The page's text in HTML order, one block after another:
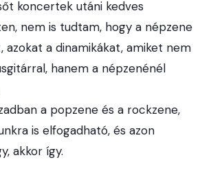
koncertek utáni kedves
nem is tudtam, hogy a népzene
a dinamikákat, amiket nem
hanem a népzenénél
a popzene és a rockzene,
is elfogadható, és azon
akkor így.